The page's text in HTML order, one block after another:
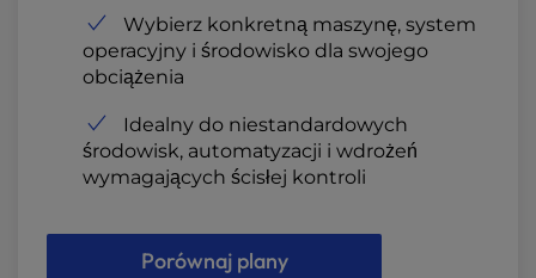
Wybierz konkretną maszynę, system
operacyjny i środowisko dla swojego
obciążenia
Idealny do niestandardowych
środowisk, automatyzacji i wdrożeń
wymagających ścisłej kontroli
Porównaj plany